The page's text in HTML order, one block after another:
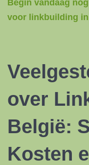
Begin vandaag
voor linkbuilding
over
België:
Kosten